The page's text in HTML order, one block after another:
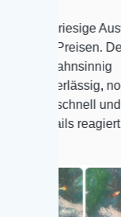
Auswahl
noch
reagiert wie